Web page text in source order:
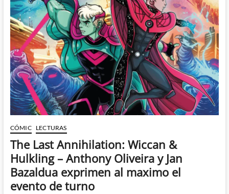
Al
Ewing
y
Stefano
Caselli
nos
llevan
a
Marte
CÓMIC LECTURAS
The Last Annihilation: Wiccan &
Hulkling – Anthony Oliveira y Jan
Bazaldua exprimen al maximo el
evento de turno